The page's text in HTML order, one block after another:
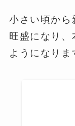
小さい頃から
旺盛になり、
ようになりま